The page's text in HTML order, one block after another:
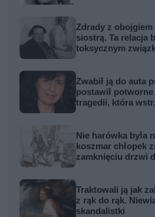
Zdrady z obojgiem
siostrą. Ta relacja
toksycznym
Zwabił ją do auta
postawił
tragedii, która
Nie harówka była
koszmar chłopek
zamknięciu drzwi
Traktowali ją jak
z rąk do rąk.
skandalistki